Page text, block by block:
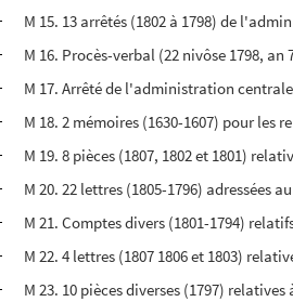
M 15. 13 arrêtés (1802 à 1798) de
M 16. Procès-verbal (22 nivôse 1798,
M 17. Arrêté de l'administration
M 18. 2 mémoires (1630-1607) pour les
M 19. 8 pièces (1807, 1802 et 1801)
M 20. 22 lettres (1805-1796) adressées
M 21. Comptes divers (1801-1794)
M 22. 4 lettres (1807 1806 et 1803)
M 23. 10 pièces diverses (1797)